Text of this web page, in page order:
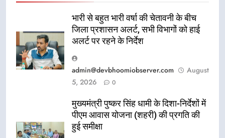
भारी से बहुत भारी वर्षा की चेतावनी के बीच
जिला प्रशासन अलर्ट, सभी विभागों को हाई
अलर्ट पर रहने के निर्देश
admin@devbhoomiobserver.com
August
5, 2026
0
मुख्यमंत्री पुष्कर सिंह धामी के दिशा-निर्देशों में
पीएम आवास योजना (शहरी) की प्रगति की
हुई समीक्षा